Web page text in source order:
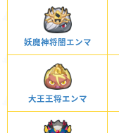
妖魔神将闇エンマ
大王王将エンマ